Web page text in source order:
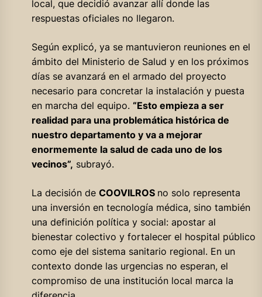
local, que decidió avanzar allí donde las
respuestas oficiales no llegaron.
Según explicó, ya se mantuvieron reuniones en el
ámbito del Ministerio de Salud y en los próximos
días se avanzará en el armado del proyecto
necesario para concretar la instalación y puesta
en marcha del equipo. “Esto empieza a ser
realidad para una problemática histórica de
nuestro departamento y va a mejorar
enormemente la salud de cada uno de los
vecinos”, subrayó.
La decisión de COOVILROS no solo representa
una inversión en tecnología médica, sino también
una definición política y social: apostar al
bienestar colectivo y fortalecer el hospital público
como eje del sistema sanitario regional. En un
contexto donde las urgencias no esperan, el
compromiso de una institución local marca la